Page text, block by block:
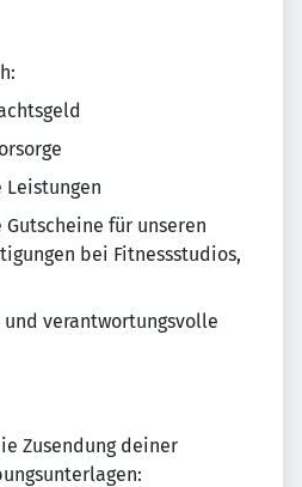
Leistungen
Gutscheine für unseren
bei Fitnessstudios,
und verantwortungsvolle
Zusendung deiner